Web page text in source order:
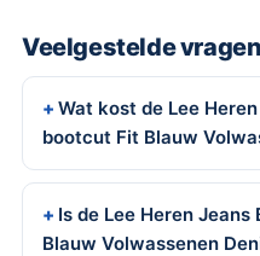
Veelgestelde vragen
Wat kost de Lee
bootcut Fit Blauw
Is de Lee Heren
Blauw Volwassenen